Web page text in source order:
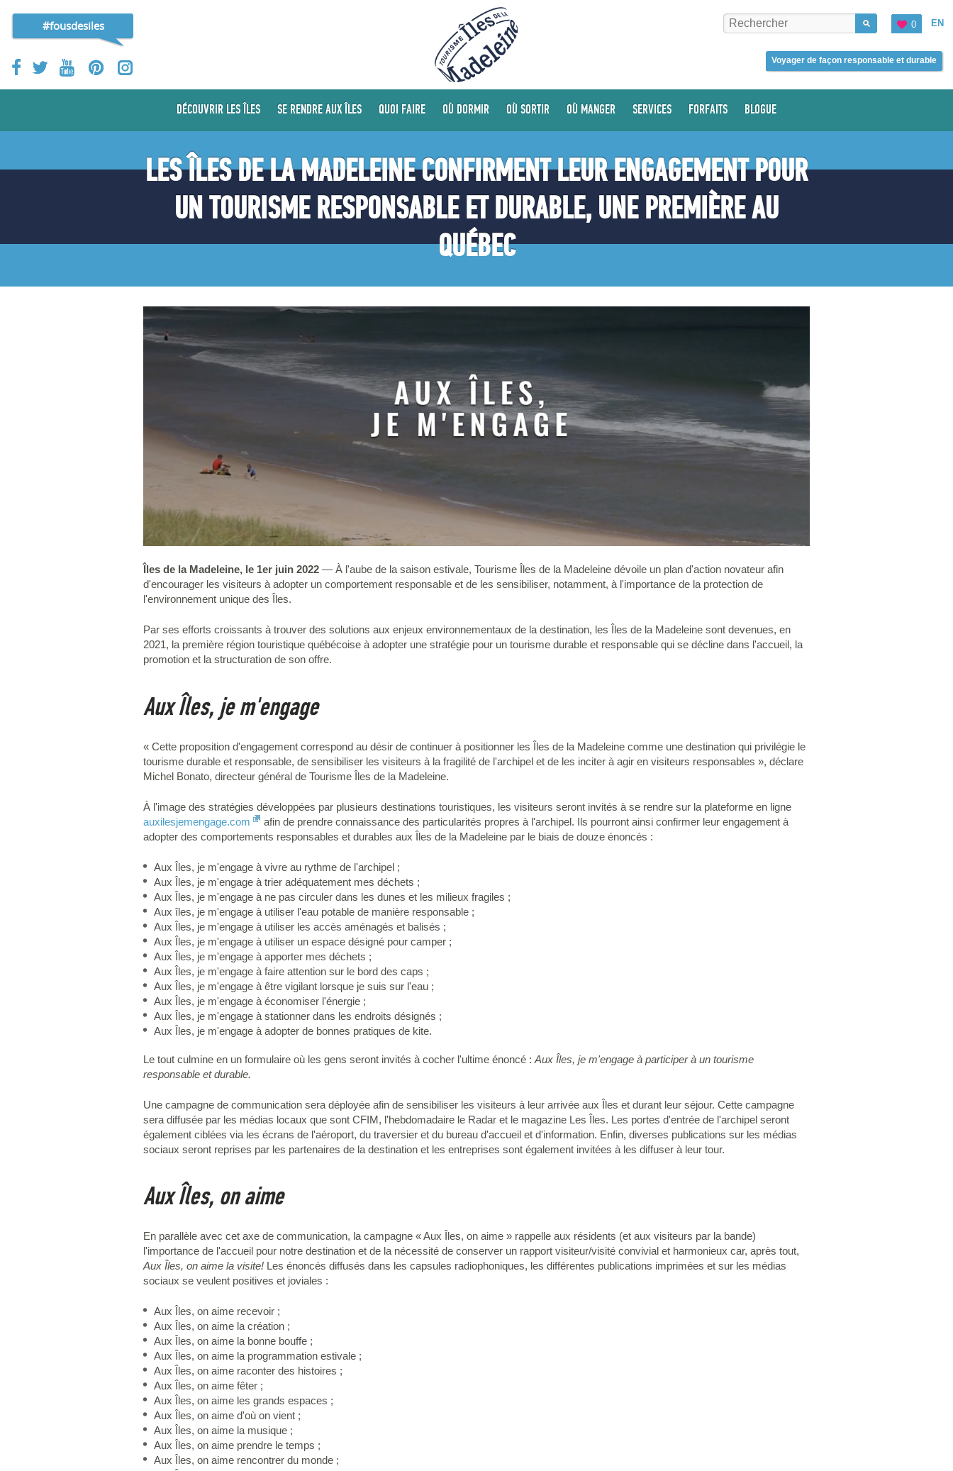
#fousdesiles EN
0
Voyager de façon responsable et durable
DÉCOUVRIR LES ÎLES SE RENDRE AUX ÎLES QUOI FAIRE OÙ DORMIR OÙ SORTIR OÙ MANGER SERVICES FORFAITS BLOGUE
LES ÎLES DE LA MADELEINE CONFIRMENT LEUR ENGAGEMENT POUR
UN TOURISME RESPONSABLE ET DURABLE, UNE PREMIÈRE AU
QUÉBEC
Îles de la Madeleine, le 1er juin 2022 — À l'aube de la saison estivale, Tourisme Îles de la Madeleine dévoile un plan d'action novateur afin
d'encourager les visiteurs à adopter un comportement responsable et de les sensibiliser, notamment, à l'importance de la protection de
l'environnement unique des Îles.
Par ses efforts croissants à trouver des solutions aux enjeux environnementaux de la destination, les Îles de la Madeleine sont devenues, en
2021, la première région touristique québécoise à adopter une stratégie pour un tourisme durable et responsable qui se décline dans l'accueil, la
promotion et la structuration de son offre.
Aux Îles, je m'engage
« Cette proposition d'engagement correspond au désir de continuer à positionner les Îles de la Madeleine comme une destination qui privilégie le
tourisme durable et responsable, de sensibiliser les visiteurs à la fragilité de l'archipel et de les inciter à agir en visiteurs responsables », déclare
Michel Bonato, directeur général de Tourisme Îles de la Madeleine.
À l'image des stratégies développées par plusieurs destinations touristiques, les visiteurs seront invités à se rendre sur la plateforme en ligne
auxilesjemengage.com
afin de prendre connaissance des particularités propres à l'archipel. Ils pourront ainsi confirmer leur engagement à
adopter des comportements responsables et durables aux Îles de la Madeleine par le biais de douze énoncés :
Aux Îles, je m'engage à vivre au rythme de l'archipel ;
Aux Îles, je m'engage à trier adéquatement mes déchets ;
Aux Îles, je m'engage à ne pas circuler dans les dunes et les milieux fragiles ;
Aux îles, je m'engage à utiliser l'eau potable de manière responsable ;
Aux Îles, je m'engage à utiliser les accès aménagés et balisés ;
Aux Îles, je m'engage à utiliser un espace désigné pour camper ;
Aux Îles, je m'engage à apporter mes déchets ;
Aux Îles, je m'engage à faire attention sur le bord des caps ;
Aux Îles, je m'engage à être vigilant lorsque je suis sur l'eau ;
Aux Îles, je m'engage à économiser l'énergie ;
Aux Îles, je m'engage à stationner dans les endroits désignés ;
Aux Îles, je m'engage à adopter de bonnes pratiques de kite.
Le tout culmine en un formulaire où les gens seront invités à cocher l'ultime énoncé : Aux Îles, je m'engage à participer à un tourisme
responsable et durable.
Une campagne de communication sera déployée afin de sensibiliser les visiteurs à leur arrivée aux Îles et durant leur séjour. Cette campagne
sera diffusée par les médias locaux que sont CFIM, l'hebdomadaire le Radar et le magazine Les Îles. Les portes d'entrée de l'archipel seront
également ciblées via les écrans de l'aéroport, du traversier et du bureau d'accueil et d'information. Enfin, diverses publications sur les médias
sociaux seront reprises par les partenaires de la destination et les entreprises sont également invitées à les diffuser à leur tour.
Aux Îles, on aime
En parallèle avec cet axe de communication, la campagne « Aux Îles, on aime » rappelle aux résidents (et aux visiteurs par la bande)
l'importance de l'accueil pour notre destination et de la nécessité de conserver un rapport visiteur/visité convivial et harmonieux car, après tout,
Aux Îles, on aime la visite! Les énoncés diffusés dans les capsules radiophoniques, les différentes publications imprimées et sur les médias
sociaux se veulent positives et joviales :
Aux Îles, on aime recevoir ;
Aux Îles, on aime la création ;
Aux Îles, on aime la bonne bouffe ;
Aux Îles, on aime la programmation estivale ;
Aux Îles, on aime raconter des histoires ;
Aux Îles, on aime fêter ;
Aux Îles, on aime les grands espaces ;
Aux Îles, on aime d'où on vient ;
Aux Îles, on aime la musique ;
Aux Îles, on aime prendre le temps ;
Aux Îles, on aime rencontrer du monde ;